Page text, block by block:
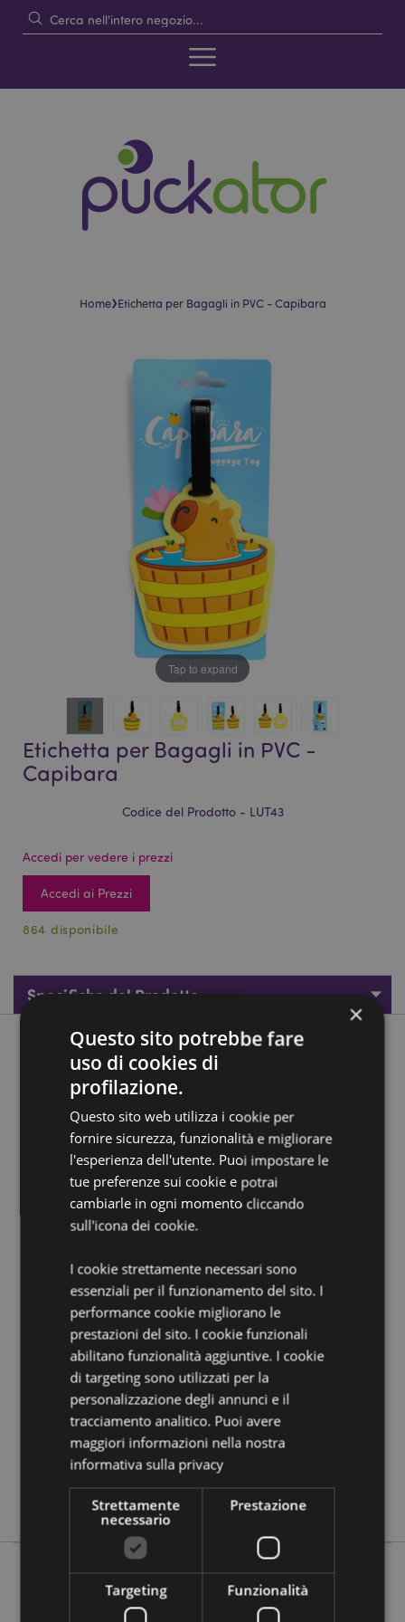
Home›Etichetta per Bagagli in PVC - Capibara
Tap to expand
Etichetta per Bagagli in PVC -
Capibara
Codice del Prodotto - LUT43
Accedi per vedere i prezzi
Accedi ai Prezzi
864 disponibile
Specifiche del Prodotto
Descrizione del Prodotto
Etichetta per Bagagli in PVC - Capibara
Materiale:PVC
Informazioni Aggiuntive:
Vuoi informazioni su come inoltrare un ordine
utilizzando il sito internet di Puckator?Leggi la nostra
guida all'acquisto.
Dettagli del Prodotto
Informazioni
Aggiuntive
Altezza 10.5cm Larghezza 9cm Profondità
5055071507373
288
0.048000
No
No
Capybara
×
Questo sito potrebbe fare
uso di cookies di
profilazione.
Questo sito web utilizza i cookie per
fornire sicurezza, funzionalità e migliorare
l'esperienza dell'utente. Puoi impostare le
tue preferenze sui cookie e potrai
cambiarle in ogni momento cliccando
sull'icona dei cookie.
I cookie strettamente necessari sono
essenziali per il funzionamento del sito. I
performance cookie migliorano le
prestazioni del sito. I cookie funzionali
abilitano funzionalità aggiuntive. I cookie
di targeting sono utilizzati per la
personalizzazione degli annunci e il
tracciamento analitico. Puoi avere
maggiori informazioni nella nostra
informativa sulla privacy
Strettamente
necessario
Prestazione
Targeting Funzionalità